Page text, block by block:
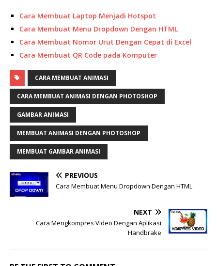
Cara Membuat Laptop Menjadi Hotspot
Cara Membuat Menu Dropdown Dengan HTML
Cara Membuat Nomor Urut Dengan Cepat di Excel
Cara Membuat QR Code pada Komputer
CARA MEMBUAT ANIMASI
CARA MEMBUAT ANIMASI DENGAN PHOTOSHOP
GAMBAR ANIMASI
MEMBUAT ANIMASI DENGAN PHOTOSHOP
MEMBUAT GAMBAR ANIMASI
PREVIOUS
Cara Membuat Menu Dropdown Dengan HTML
NEXT
Cara Mengkompres Video Dengan Aplikasi
Handbrake